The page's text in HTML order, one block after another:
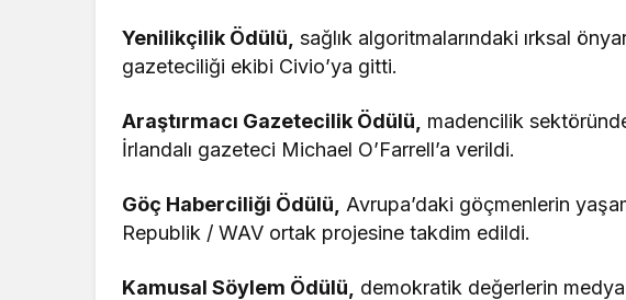
Yenilikçilik Ödülü, sağlık algoritmalarındaki ırksal
gazeteciliği ekibi Civio’ya gitti.
Araştırmacı Gazetecilik Ödülü,
madencilik
İrlandalı gazeteci Michael O’Farrell’a verildi.
Göç Haberciliği Ödülü,
Avrupa’daki göçmenlerin
Republik / WAV ortak projesine takdim edildi.
Kamusal Söylem Ödülü, demokratik değerlerin medya